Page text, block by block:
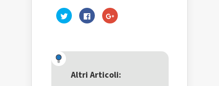
Fai
clic
una
nuova
Fai
clic
nuova
finestra)
Fai
clic
una
nuova
Altri Articoli: